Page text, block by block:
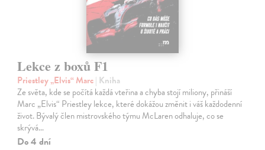
Lekce z boxů F1
Priestley „Elvis“ Marc| Kniha
Ze světa, kde se počítá každá vteřina a chyba stojí miliony, přináší
Marc „Elvis“ Priestley lekce, které dokážou změnit i váš každodenní
život. Bývalý člen mistrovského týmu McLaren odhaluje, co se
skrývá…
Do 4 dní